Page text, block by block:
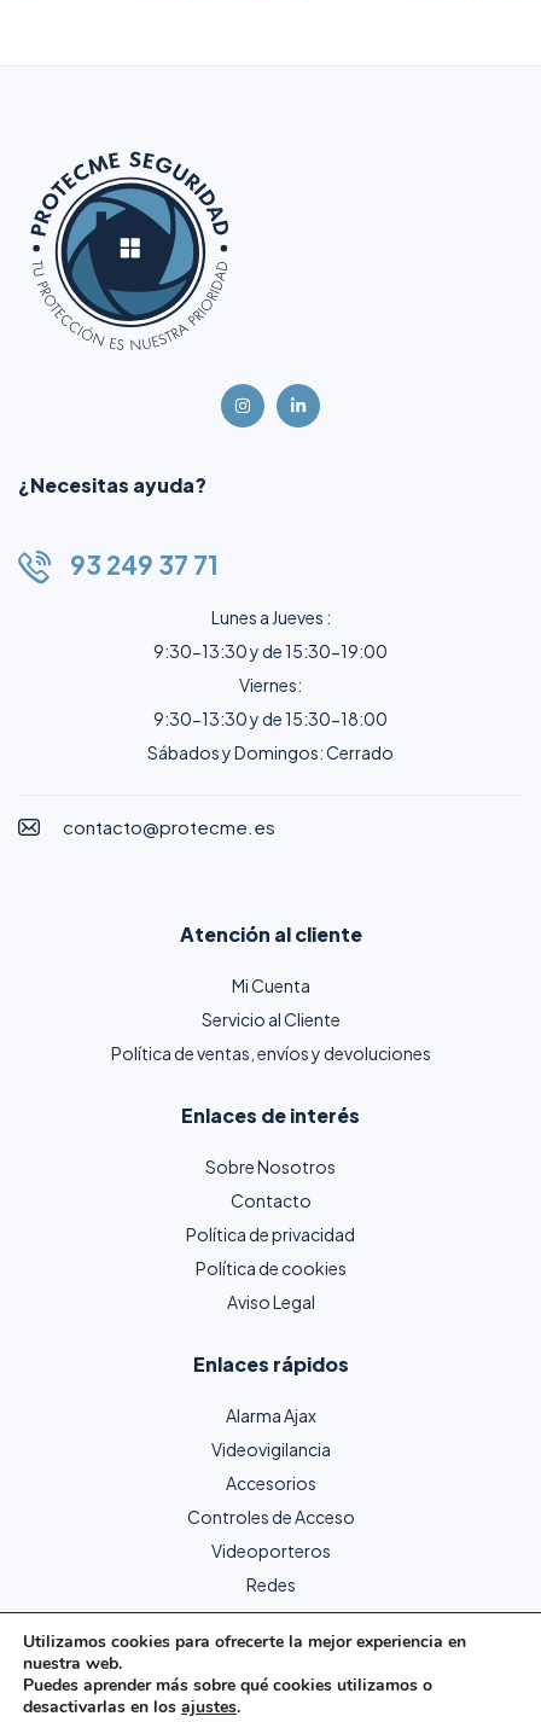
¿Necesitas ayuda?
93 249 37 71
Lunes a Jueves :
9:30-13:30 y de 15:30-19:00
Viernes:
9:30-13:30 y de 15:30-18:00
Sábados y Domingos: Cerrado
contacto@protecme.es
Atención al cliente
Mi Cuenta
Servicio al Cliente
Política de ventas, envíos y devoluciones
Enlaces de interés
Sobre Nosotros
Contacto
Política de privacidad
Política de cookies
Aviso Legal
Enlaces rápidos
Alarma Ajax
Videovigilancia
Accesorios
Controles de Acceso
Videoporteros
Redes
Copyright © 2024 Protecme Seguridad. Todos los derechos
reservados.
Utilizamos cookies para ofrecerte la mejor experiencia en
nuestra web.
Puedes aprender más sobre qué cookies utilizamos o
desactivarlas en los ajustes.